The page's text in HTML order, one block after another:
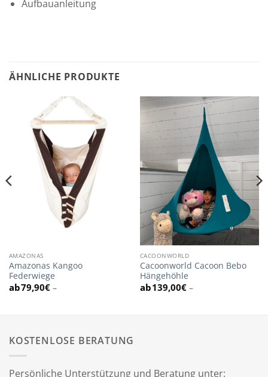
Aufbauanleitung
ÄHNLICHE PRODUKTE
AMAZONAS
Amazonas Kangoo
Federwiege
79,90€–
CACOONWORLD
Cacoonworld Cacoon Bebo
Hängehöhle
139,00€–
KOSTENLOSE BERATUNG
Persönliche Unterstützung und Beratung unter: